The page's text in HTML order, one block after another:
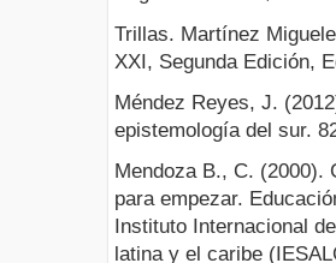
Trillas. Martínez
XXI, Segunda Edición,
Méndez Reyes, J.
epistemología del sur.
Mendoza B., C. (2000).
para empezar.
Instituto Internacional
latina y el caribe